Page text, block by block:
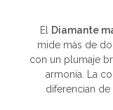
NOTAS:Ave ideal
El Diamante
mide más de
con un plumaje
armonía. La
diferencian